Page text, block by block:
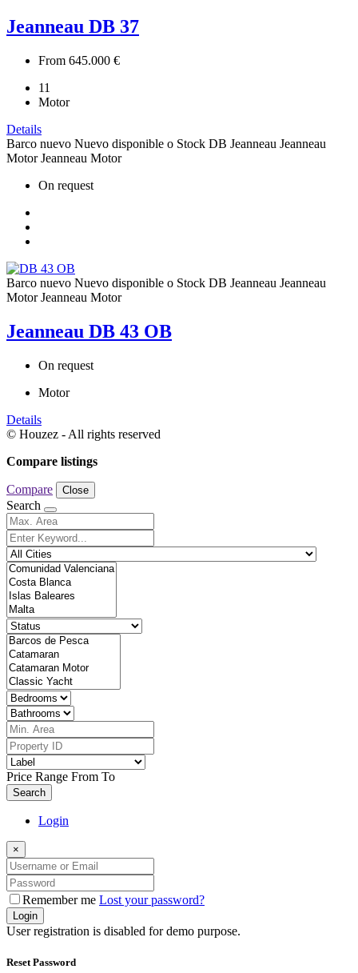
Jeanneau DB 37
From 645.000 €
11
Motor
Details
Barco nuevo Nuevo disponible o Stock DB Jeanneau Jeanneau
MotorJeanneau Motor
On request
Barco nuevo Nuevo disponible o Stock DB Jeanneau Jeanneau
MotorJeanneau Motor
Jeanneau DB 43 OB
On request
Motor
Details
© Houzez - All rights reserved
Compare listings
Compare Close
Search
Price Range From To
Search
Login
×
Remember me Lost your password?
Login
User registration is disabled for demo purpose.
Reset Password